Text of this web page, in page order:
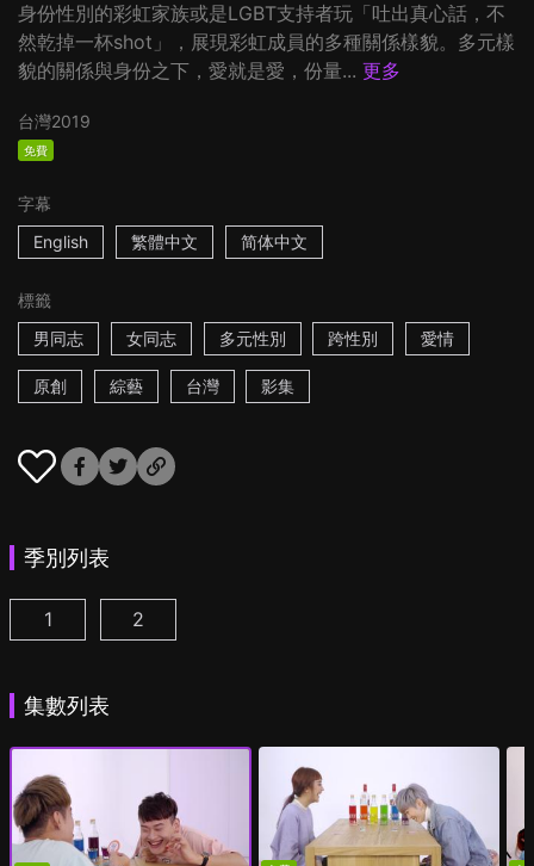
身份性別的彩虹家族或是LGBT支持者玩「吐出真心話，不
然乾掉一杯shot」，展現彩虹成員的多種關係樣貌。多元樣
貌的關係與身份之下，愛就是愛，份量... 更多
台灣2019
免費
字幕
English
繁體中文 简体中文
標籤
男同志
女同志 多元性別 跨性別 愛情
原創 綜藝 台灣 影集
季別列表
真心話大drunk夫 第1季第1集
1 真心話大drunk夫 第2季第1集
2
集數列表